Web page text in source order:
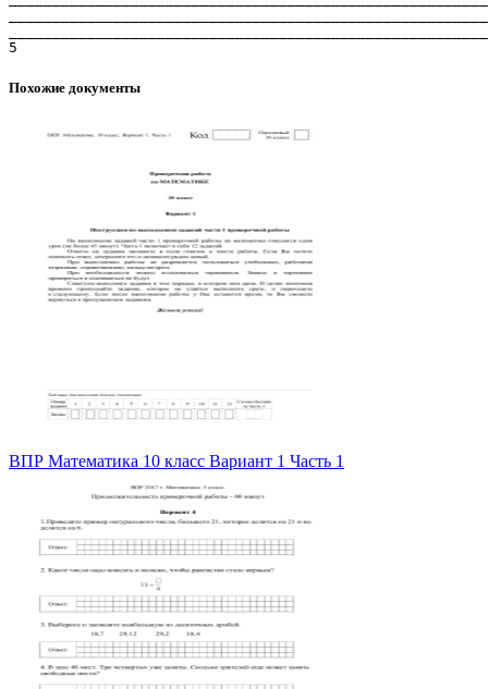
Похожие документы
ВПР Математика 10 класс Вариант 1 Часть 1